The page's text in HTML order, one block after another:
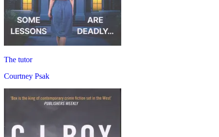
The tutor
Courtney Psak